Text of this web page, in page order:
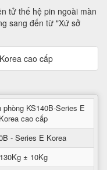
tử thế hệ pin ngoài màn
sang đến từ "Xứ sở
KS140B-Series E
Korea cao cấp
- Series E Korea
130Kg ± 10Kg